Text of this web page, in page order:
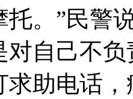
托。”民警
对自己不
求助电话